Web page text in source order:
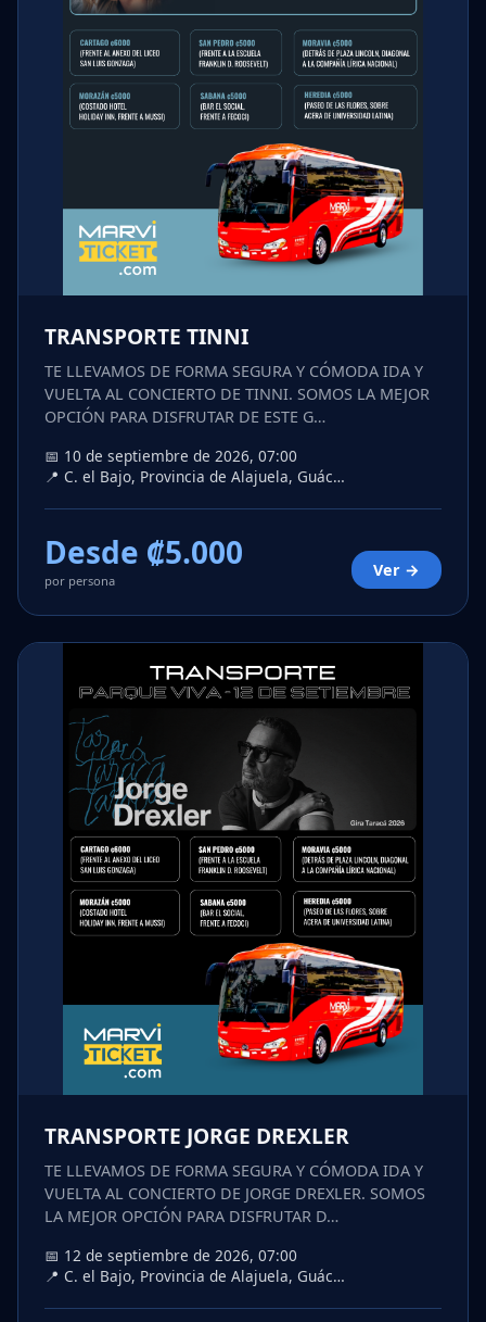
TRANSPORTE TINNI
TE LLEVAMOS DE FORMA SEGURA Y CÓMODA IDA Y
VUELTA AL CONCIERTO DE TINNI. SOMOS LA MEJOR
OPCIÓN PARA DISFRUTAR DE ESTE G…
📅 10 de septiembre de 2026, 07:00
📍 C. el Bajo, Provincia de Alajuela, Guác…
Desde ₡5.000
por persona
Ver →
TRANSPORTE JORGE DREXLER
TE LLEVAMOS DE FORMA SEGURA Y CÓMODA IDA Y
VUELTA AL CONCIERTO DE JORGE DREXLER. SOMOS
LA MEJOR OPCIÓN PARA DISFRUTAR D…
📅 12 de septiembre de 2026, 07:00
📍 C. el Bajo, Provincia de Alajuela, Guác…